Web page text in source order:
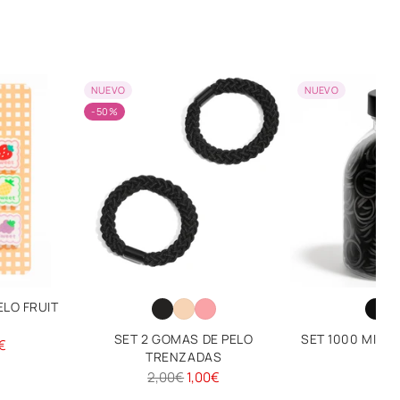
FRUIT
NUEVO
-50%
SET 2 GOMAS DE PELO
TRENZADAS
Precio
2,00€1,00€
NUEVO
SET 1000 MINI